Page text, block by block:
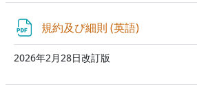
規約及び細則 (英語)
2026年2月28日改訂版